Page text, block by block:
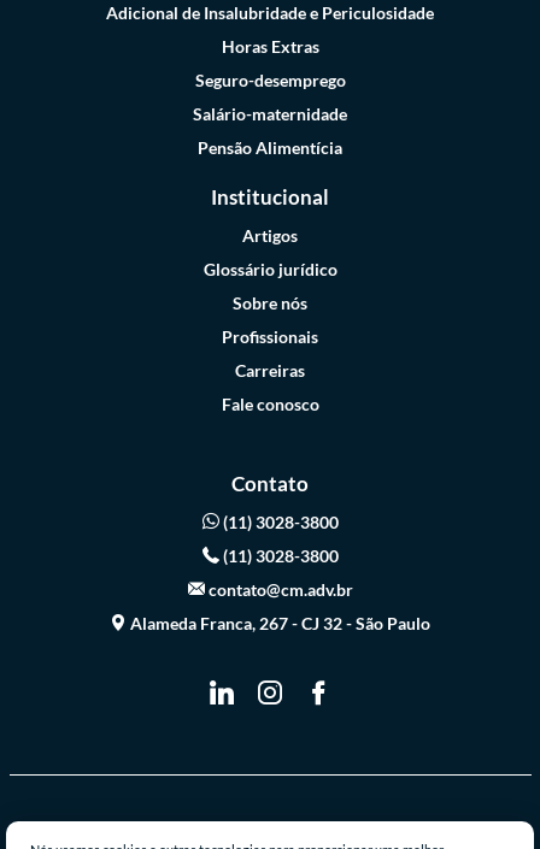
Adicional de Insalubridade e Periculosidade
Horas Extras
Seguro-desemprego
Salário-maternidade
Pensão Alimentícia
Institucional
Artigos
Glossário jurídico
Sobre nós
Profissionais
Carreiras
Fale conosco
Contato
(11) 3028-3800
(11) 3028-3800
contato@cm.adv.br
Alameda Franca, 267 - CJ 32 - São Paulo